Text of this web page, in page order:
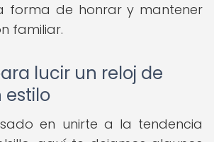
forma de honrar y mantener
familiar.
lucir un reloj de
estilo
en unirte a la tendencia